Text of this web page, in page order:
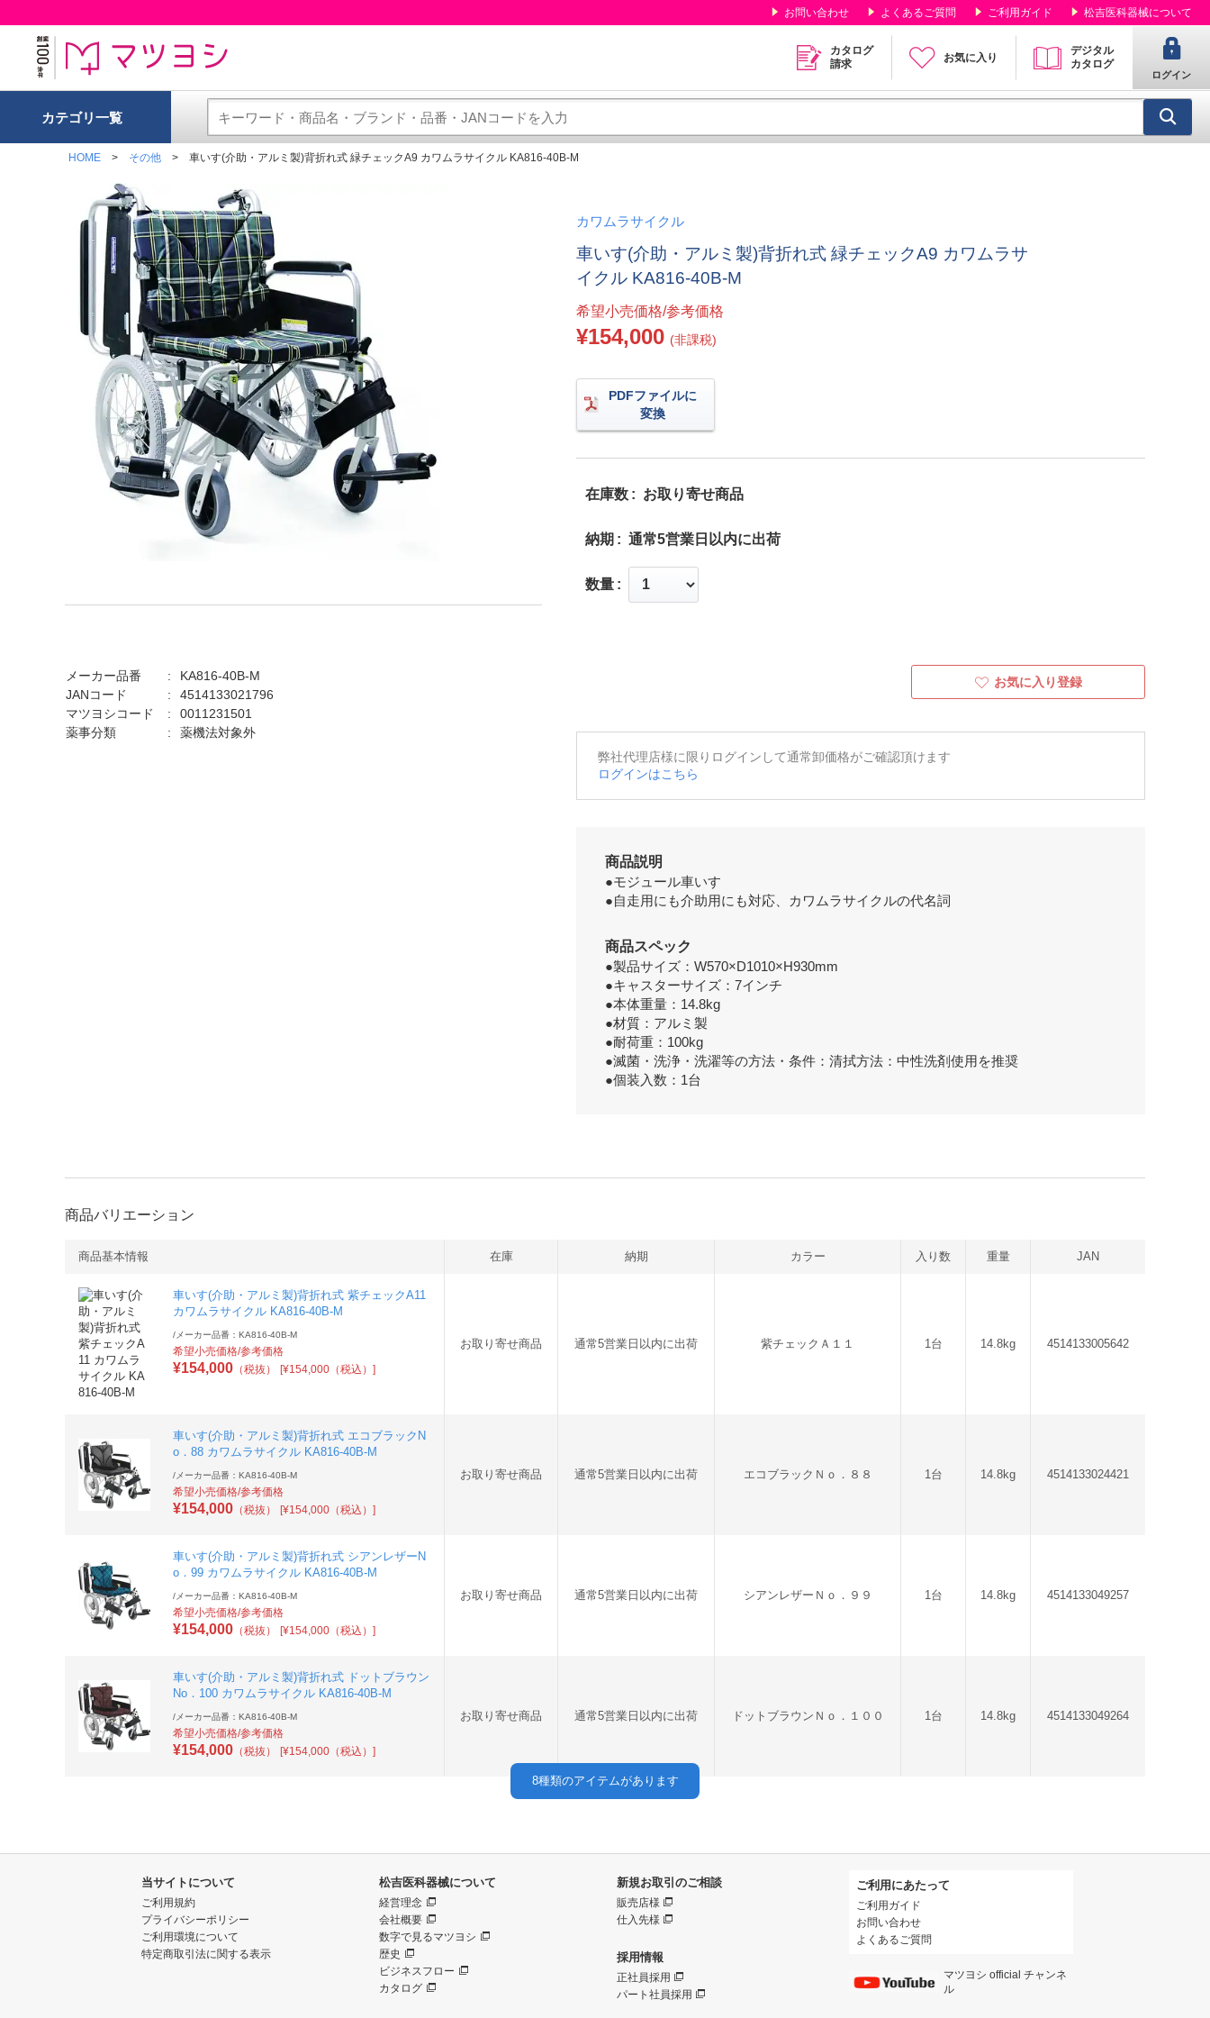
お問い合わせ よくあるご質問 ご利用ガイド 松吉医科器械について
カタログ
請求
お気に入り
デジタル
カタログ
ログイン
カテゴリ一覧
HOME その他 車いす(介助・アルミ製)背折れ式 緑チェックA9 カワムラサイクル KA816-40B-M
メーカー品番
KA816-40B-M
JANコード
4514133021796
マツヨシコード
0011231501
薬事分類
薬機法対象外
カワムラサイクル
車いす(介助・アルミ製)背折れ式 緑チェックA9 カワムラサ
イクル KA816-40B-M
希望小売価格/参考価格
¥154,000 (非課税)
PDFファイルに
変換
在庫数 お取り寄せ商品
納期 通常5営業日以内に出荷
数量
お気に入り登録
弊社代理店様に限りログインして通常卸価格がご確認頂けます
ログインはこちら
商品説明
●モジュール車いす
●自走用にも介助用にも対応、カワムラサイクルの代名詞
商品スペック
●製品サイズ：W570×D1010×H930mm
●キャスターサイズ：7インチ
●本体重量：14.8kg
●材質：アルミ製
●耐荷重：100kg
●滅菌・洗浄・洗濯等の方法・条件：清拭方法：中性洗剤使用を推奨
●個装入数：1台
商品バリエーション
商品基本情報 在庫 納期 カラー 入り数 重量 JAN
車いす(介助・アルミ製)背折れ式 紫チェックA11
カワムラサイクル KA816-40B-M
/ メーカー品番：KA816-40B-M
希望小売価格/参考価格
¥154,000 （税抜） [¥154,000（税込）]
お取り寄せ商品 通常5営業日以内に出荷 紫チェックＡ１１ 1台 14.8kg 4514133005642
車いす(介助・アルミ製)背折れ式 エコブラックN
o．88 カワムラサイクル KA816-40B-M
/ メーカー品番：KA816-40B-M
希望小売価格/参考価格
¥154,000 （税抜） [¥154,000（税込）]
お取り寄せ商品 通常5営業日以内に出荷 エコブラックＮｏ．８８ 1台 14.8kg 4514133024421
車いす(介助・アルミ製)背折れ式 シアンレザーN
o．99 カワムラサイクル KA816-40B-M
/ メーカー品番：KA816-40B-M
希望小売価格/参考価格
¥154,000 （税抜） [¥154,000（税込）]
お取り寄せ商品 通常5営業日以内に出荷 シアンレザーＮｏ．９９ 1台 14.8kg 4514133049257
車いす(介助・アルミ製)背折れ式 ドットブラウン
No．100 カワムラサイクル KA816-40B-M
/ メーカー品番：KA816-40B-M
希望小売価格/参考価格
¥154,000 （税抜） [¥154,000（税込）]
お取り寄せ商品 通常5営業日以内に出荷 ドットブラウンＮｏ．１００ 1台 14.8kg 4514133049264
8種類のアイテムがあります
当サイトについて
ご利用規約
プライバシーポリシー
ご利用環境について
特定商取引法に関する表示
松吉医科器械について
経営理念
会社概要
数字で見るマツヨシ
歴史
ビジネスフロー
カタログ
新規お取引のご相談
販売店様
仕入先様
採用情報
正社員採用
パート社員採用
ご利用にあたって
ご利用ガイド
お問い合わせ
よくあるご質問
マツヨシ official チャンネ
ル